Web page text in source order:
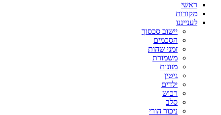
ראשי
מקורות
לענייננו
יישוב סכסוך
הסכמים
זמני שהות
משמורת
מזונות
גיטין
ילדים
רכוש
סלב
ניכור הורי